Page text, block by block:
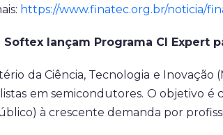
https://www.finatec.org.br/noticia/
Softex lançam Programa CI
da Ciência, Tecnologia e
em semicondutores. O objetivo é
à crescente demanda por